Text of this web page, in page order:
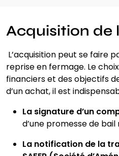
Acquisition de
L’acquisition peut se faire
reprise en fermage. Le
financiers et des objectifs
d’un achat, il est
La signature d’un
d’une promesse de bail
La notification de la